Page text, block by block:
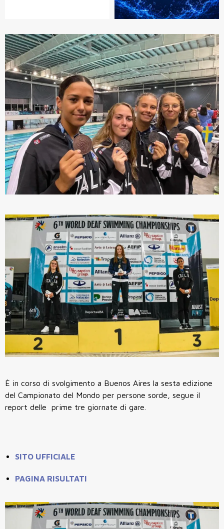
È in corso di svolgimento a Buenos Aires la sesta edizione
del Campionato del Mondo per persone sorde, segue il
report delle prime tre giornate di gare.
SITO UFFICIALE
PAGINA RISULTATI